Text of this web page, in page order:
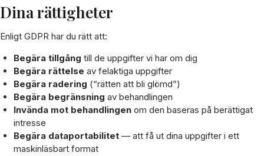
Dina rättigheter
Enligt GDPR har du rätt att:
Begära tillgång till de uppgifter vi har om dig
Begära rättelse av felaktiga uppgifter
Begära radering (“rätten att bli glömd”)
Begära begränsning av behandlingen
Invända mot behandlingenom den baseras på berättigat
intresse
Begära dataportabilitet— att få ut dina uppgifter i ett
maskinläsbart format